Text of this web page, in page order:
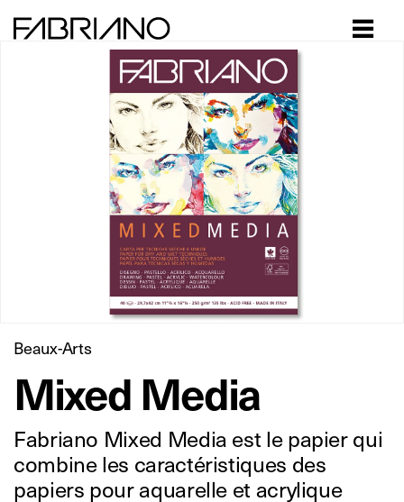
Beaux-Arts
Mixed Media
Fabriano Mixed Media est le papier qui
combine les caractéristiques des
papiers pour aquarelle et acrylique